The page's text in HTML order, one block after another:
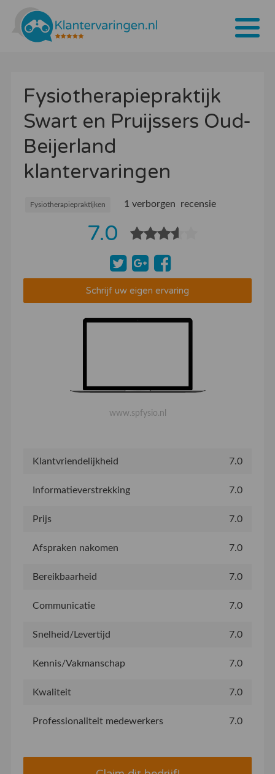
Tarieven
Bedrijven
Over ons
Blogs
Contact
Bedrijf aanmelden
Fysiotherapiepraktijk
Swart en Pruijssers Oud-
Beijerland
klantervaringen
Fysiotherapiepraktijken 1 verborgen recensie
7.0
Schrijf uw eigen ervaring
www.spfysio.nl
Klantvriendelijkheid 7.0
Informatieverstrekking 7.0
Prijs 7.0
Afspraken nakomen 7.0
Bereikbaarheid 7.0
Communicatie 7.0
Snelheid/Levertijd 7.0
Kennis/Vakmanschap 7.0
Kwaliteit 7.0
Professionaliteit medewerkers 7.0